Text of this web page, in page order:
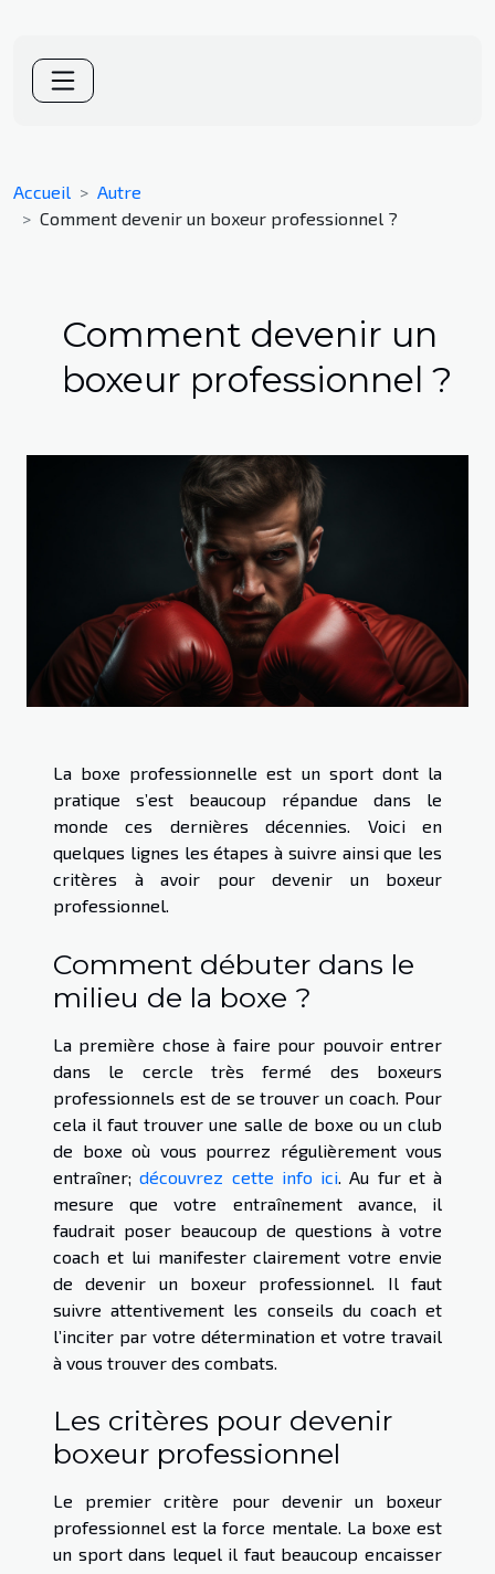
Accueil
Autre
Comment devenir un boxeur professionnel ?
Comment devenir un
boxeur professionnel ?
La boxe professionnelle est un sport dont la
pratique s’est beaucoup répandue dans le
monde ces dernières décennies. Voici en
quelques lignes les étapes à suivre ainsi que les
critères à avoir pour devenir un boxeur
professionnel.
Comment débuter dans le
milieu de la boxe ?
La première chose à faire pour pouvoir entrer
dans le cercle très fermé des boxeurs
professionnels est de se trouver un coach. Pour
cela il faut trouver une salle de boxe ou un club
de boxe où vous pourrez régulièrement vous
entraîner;découvrez cette info ici . Au fur et à
mesure que votre entraînement avance, il
faudrait poser beaucoup de questions à votre
coach et lui manifester clairement votre envie
de devenir un boxeur professionnel. Il faut
suivre attentivement les conseils du coach et
l’inciter par votre détermination et votre travail
à vous trouver des combats.
Les critères pour devenir
boxeur professionnel
Le premier critère pour devenir un boxeur
professionnel est la force mentale. La boxe est
un sport dans lequel il faut beaucoup encaisser